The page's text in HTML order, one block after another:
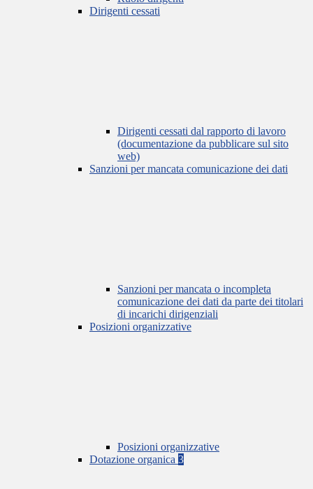
Dirigenti cessati
Dirigenti cessati dal rapporto di lavoro
(documentazione da pubblicare sul sito
web)
Sanzioni per mancata comunicazione dei dati
Sanzioni per mancata o incompleta
comunicazione dei dati da parte dei titolari
di incarichi dirigenziali
Posizioni organizzative
Posizioni organizzative
Dotazione organica 3